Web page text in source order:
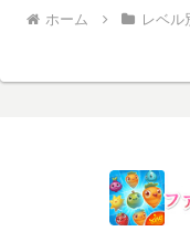
ホーム レベル